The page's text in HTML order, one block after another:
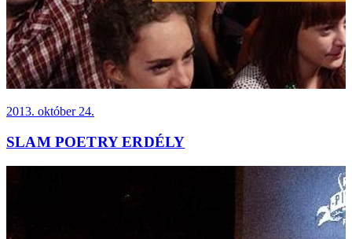
2013. október 24.
SLAM POETRY ERDÉLY